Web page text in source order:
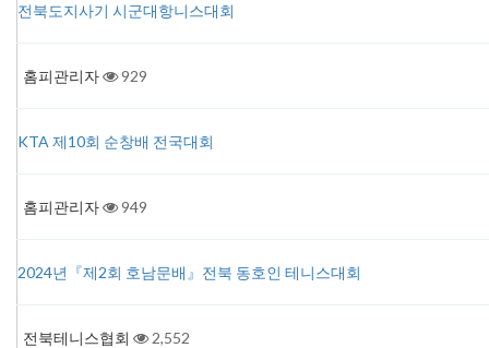
전북도지사기 시군대항니스대회
홈피관리자 929
KTA 제10회 순창배 전국대회
홈피관리자 949
2024년『제2회 호남문배』전북 동호인 테니스대회
전북테니스협회 2,552